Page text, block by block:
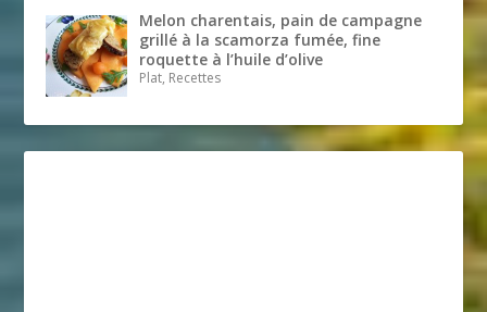
Melon charentais, pain de campagne
grillé à la scamorza fumée, fine
roquette à l’huile d’olive
Plat, Recettes